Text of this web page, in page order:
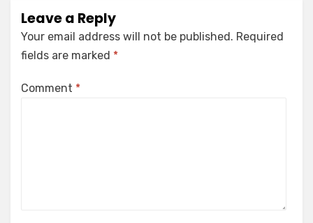
Leave a Reply
Your email address will not be published. Required
fields are marked *
Comment *